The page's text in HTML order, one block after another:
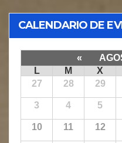
CALENDARIO DE
«
L
M X
27
28 29
3 4 5
10 11 12